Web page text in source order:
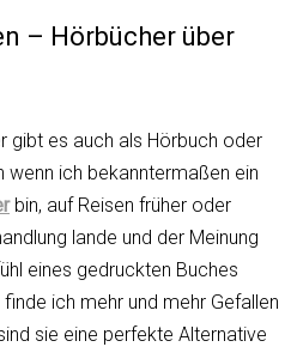
– Hörbücher über
gibt es auch als Hörbuch oder
wenn ich bekanntermaßen ein
bin, auf Reisen früher oder
lande und der Meinung
eines gedruckten Buches
ich mehr und mehr Gefallen
sie eine perfekte Alternative